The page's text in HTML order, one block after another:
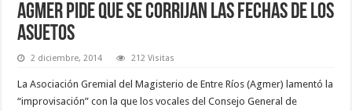
Agmer pide que se corrijan las fechas de los
asuetos
2 diciembre, 2014 212 Visitas
La Asociación Gremial del Magisterio de Entre Ríos (Agmer) lamentó la
“improvisación” con la que los vocales del Consejo General de